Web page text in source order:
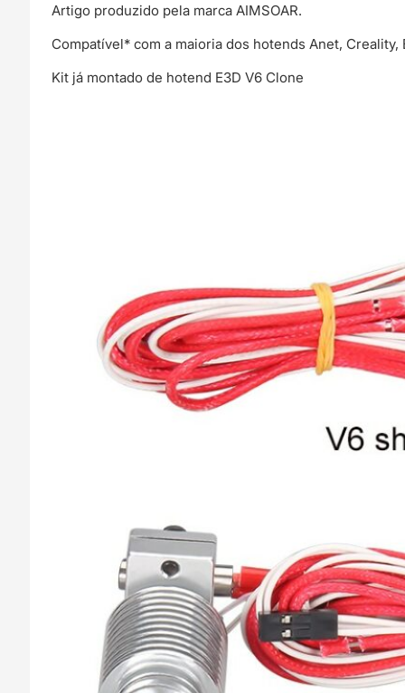
Artigo produzido pela marca AIMSOAR.
Compatível* com a maioria dos hotends Anet,
Kit já montado de hotend E3D V6 Clone